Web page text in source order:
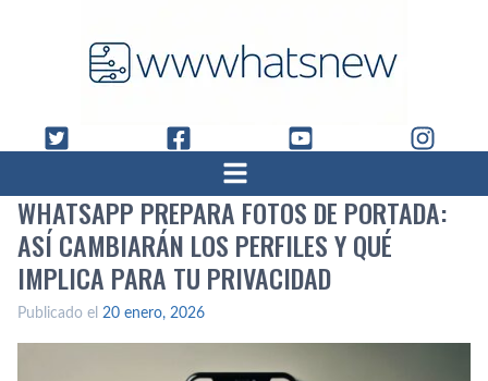
WHATSAPP PREPARA FOTOS DE PORTADA:
ASÍ CAMBIARÁN LOS PERFILES Y QUÉ
IMPLICA PARA TU PRIVACIDAD
Publicado el 20 enero, 2026